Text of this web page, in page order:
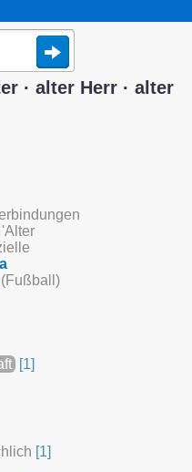
· alter Herr · alter
(Fußball)
[1]
[1]